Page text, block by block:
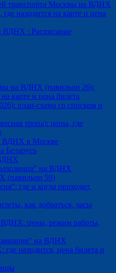
транспорта Москвы на ВДНХ
находится на карте и цена
ВДНХ : Расписание
на ВДНХ (павильон 26):
карте и цена билета
план-схема со списком и
тропа): цены, где
ВДНХ в Москве
Беларусь
на ВДНХ
(павильон 59)
где и когда проходит,
как добраться, часы
ВДНХ: цены, режим работы,
авиация" на ВДНХ
находится, цена билета и